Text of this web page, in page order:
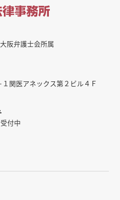
阪弁護士会所属
関医アネックス第２ビル４Ｆ
付中